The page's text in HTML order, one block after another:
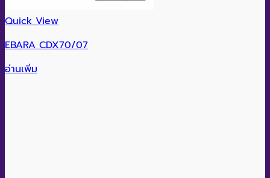
Quick View
EBARA CDX70/07
อ่านเพิ่ม